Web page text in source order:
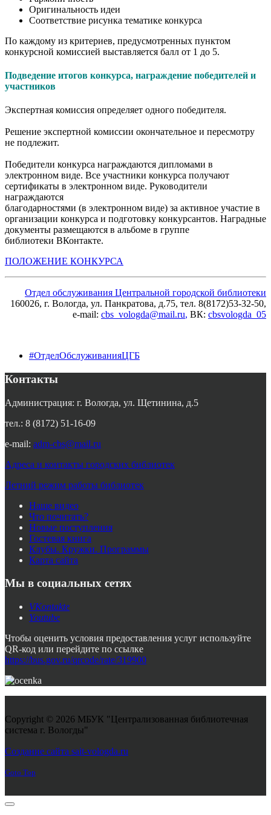
Оригинальность идеи
Соответствие рисунка тематике конкурса
По каждому из критериев, предусмотренных пунктом
конкурсной комиссией выставляется балл от 1 до 5.
Подведение итогов конкурса, награждение победителей и
участников
Экспертная комиссия определяет одного победителя.
Решение экспертной комиссии окончательное и пересмотру
не подлежит.
Победители конкурса награждаются дипломами в
электронном виде. Все участники конкурса получают
сертификаты в электронном виде. Руководители
награждаются
благодарностями (в электронном виде) за активное участие в
организации конкурса и подготовку конкурсантов. Наградные
документы размещаются в альбоме в группе
библиотеки ВКонтакте.
ПОЛОЖЕНИЕ КОНКУРСА
Отдел обслуживания Центральной городской библиотеки
160026, г. Вологда, ул. Панкратова, д.75, тел. 8(8172)53-32-50,
e-mail: cbs_vologda@mail.ru, ВК: cbsvologda_05
#ОтделОбслуживанияЦГБ
Контакты
Администрация: г. Вологда, ул. Щетинина, д.5
тел.: 8 (8172) 51-16-09
e-mail: adm-cbs@mail.ru
Адреса и контакты городских библиотек
Летний режим работы библиотек
Наше видео
Что почитать?
Новые поступления
Гостевая книга
Клубы. Кружки. Программы
Карта сайта
Мы в социальных сетях
VKontakte
Youtube
Чтобы оценить условия предоставления услуг используйте
QR-код или перейдите по ссылке
https://bus.gov.ru/qrcode/rate/319900
Copyright © 2026 МБУК "Централизованная библиотечная
система г. Вологды"
Создание сайта sait-vologda.ru
Goto Top